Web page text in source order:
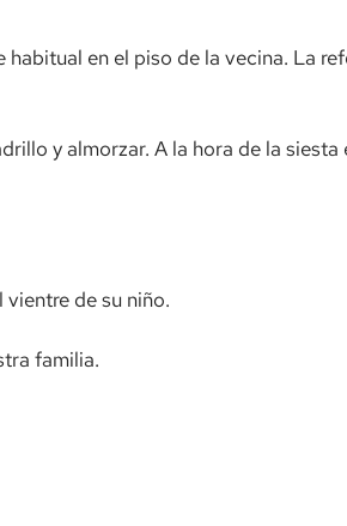
en el piso de la vecina. La
y almorzar. A la hora de la
vientre de su niño.
familia.